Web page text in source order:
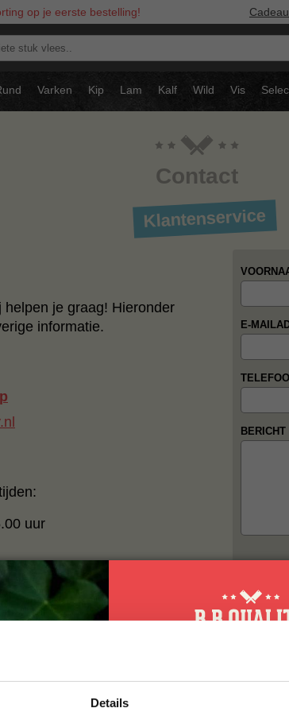
Details
op je eerste bestelling!
Varken Kip Lam Kalf Wild Vis
Contact
Klantenservice
je graag! Hieronder
informatie.
uur
E-
BERICHT
10% korting op